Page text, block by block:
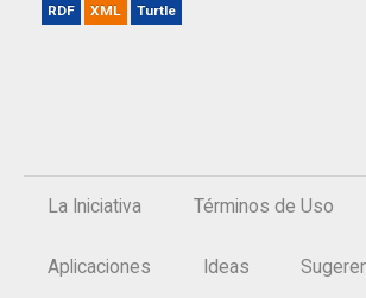
RDF XML Turtle
La Iniciativa Términos de Uso
Aplicaciones Ideas